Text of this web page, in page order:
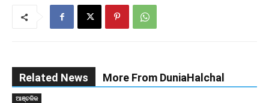
Related News More From DuniaHalchal
ଆଞ୍ଚଳିକ